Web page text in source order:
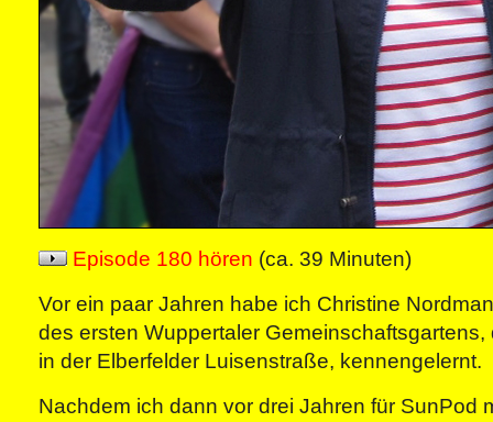
Episode 180 hören (ca. 39 Minuten)
Vor ein paar Jahren habe ich Christine
des ersten Wuppertaler
in der Elberfelder Luisenstraße, kennengelernt.
Nachdem ich dann vor drei Jahren für SunPod